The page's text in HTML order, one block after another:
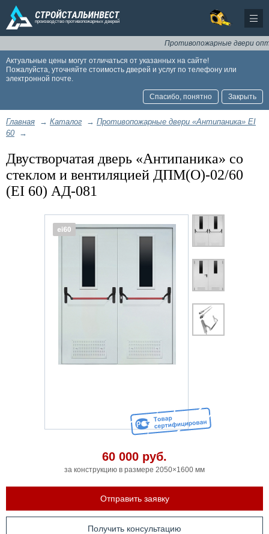
Противопожарные двери оптом
Актуальные цены могут отличаться от указанных на сайте!
Пожалуйста, уточняйте стоимость дверей и услуг по телефону или
электронной почте.
Спасибо, понятно Закрыть
Главная → Каталог → Противопожарные двери «Антипаника» EI
60 →
Двустворчатая дверь «Антипаника» со
стеклом и вентиляцией ДПМ(О)-02/60
(EI 60) АД-081
60 000 руб.
за конструкцию в размере 2050×1600 мм
Отправить заявку
Получить консультацию